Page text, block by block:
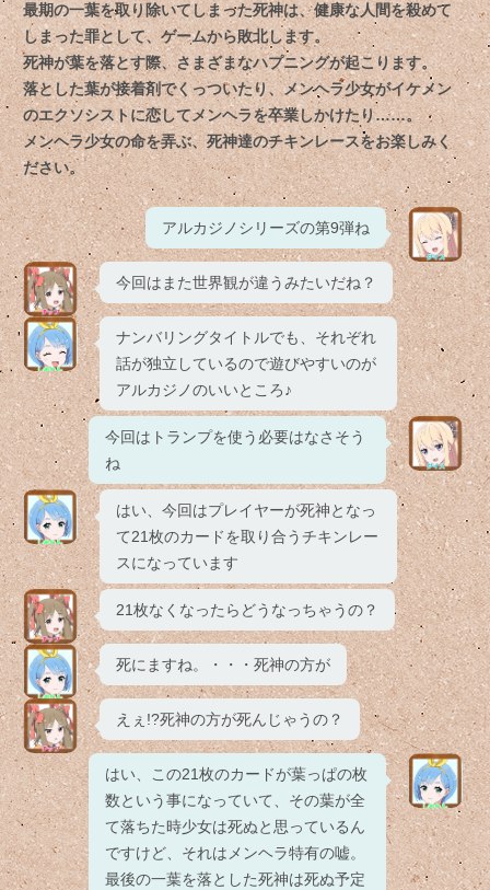
最期の一葉を取り除いてしまった死神は、健康な人間を殺めて
しまった罪として、ゲームから敗北します。
死神が葉を落とす際、さまざまなハプニングが起こります。
落とした葉が接着剤でくっついたり、メンヘラ少女がイケメン
のエクソシストに恋してメンヘラを卒業しかけたり……。
メンヘラ少女の命を弄ぶ、死神達のチキンレースをお楽しみく
ださい。
アルカジノシリーズの第9弾ね
今回はまた世界観が違うみたいだね？
ナンバリングタイトルでも、それぞれ
話が独立しているので遊びやすいのが
アルカジノのいいところ♪
今回はトランプを使う必要はなさそう
ね
はい、今回はプレイヤーが死神となっ
て21枚のカードを取り合うチキンレー
スになっています
21枚なくなったらどうなっちゃうの？
死にますね。・・・死神の方が
えぇ!?死神の方が死んじゃうの？
はい、この21枚のカードが葉っぱの枚
数という事になっていて、その葉が全
て落ちた時少女は死ぬと思っているん
ですけど、それはメンヘラ特有の嘘。
最後の一葉を落とした死神は死ぬ予定